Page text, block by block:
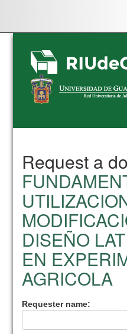
Skip
navigation
Request a
DISEÑO
EN
AGRICOLA
Requester name: